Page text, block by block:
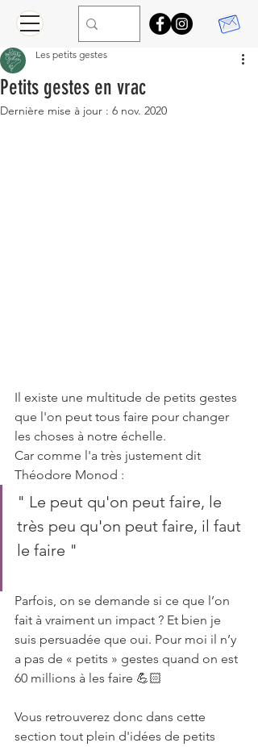
Petits gestes en vrac
Les petits gestes
Dernière mise à jour : 6 nov. 2020
Il existe une multitude de petits gestes
que l'on peut tous faire pour changer
les choses à notre échelle.
Car comme l'a très justement dit
Théodore Monod :
" Le peut qu'on peut faire, le
très peu qu'on peut faire, il faut
le faire "
Parfois, on se demande si ce que l’on
fait à vraiment un impact ? Et bien je
suis persuadée que oui. Pour moi il n’y
a pas de « petits » gestes quand on est
60 millions à les faire 💪🏻
Vous retrouverez donc dans cette
section tout plein d'idées de petits